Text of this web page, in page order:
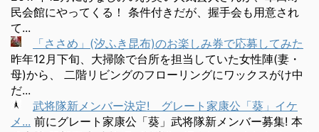
民会館にやってくる！ 条件付きだが、握手会も用意され
て...
「ささめ」(汐ふき昆布)のお楽しみ券で応募してみた
昨年12月下旬、大掃除で台所を担当していた女性陣(妻・
母)から、 二階リビングのフローリングにワックスがけ中
だ...
武将隊新メンバー決定! グレート家康公「葵」イケ
メ... 前にグレート家康公「葵」武将隊新メンバー募集! 本